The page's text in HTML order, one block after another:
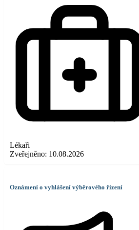
Lékaři
Zveřejněno: 10.08.2026
Oznámení o vyhlášení výběrového řízení